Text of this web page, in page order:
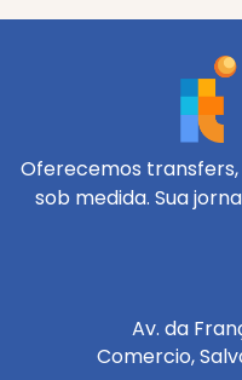
Oferecemos transfers,
sob medida. Sua
Av. da
Comercio,